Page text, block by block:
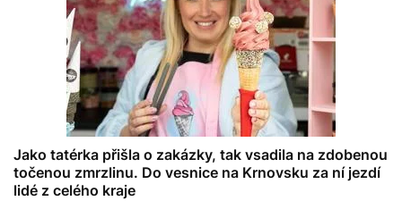
Jako tatérka přišla o zakázky, tak vsadila na zdobenou
točenou zmrzlinu. Do vesnice na Krnovsku za ní jezdí
lidé z celého kraje